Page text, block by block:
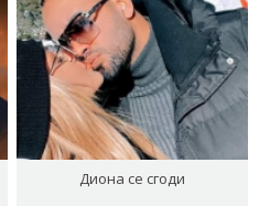
Диона се сгоди